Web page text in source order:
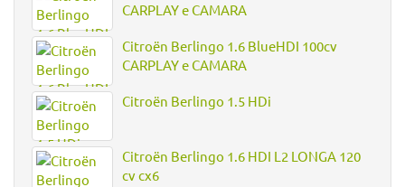
CARPLAY e CAMARA
Citroën Berlingo 1.6 BlueHDI 100cv
CARPLAY e CAMARA
Citroën Berlingo 1.5 HDi
Citroën Berlingo 1.6 HDI L2 LONGA 120
cv cx6